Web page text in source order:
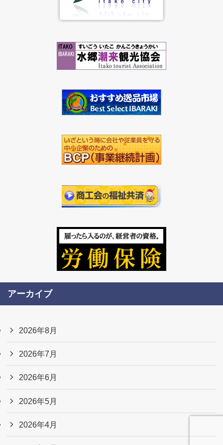
アーカイブ
2026年8月
2026年7月
2026年6月
2026年5月
2026年4月